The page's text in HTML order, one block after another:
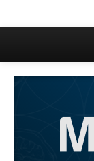
Inicio
Iniciar sesión
Registrarse